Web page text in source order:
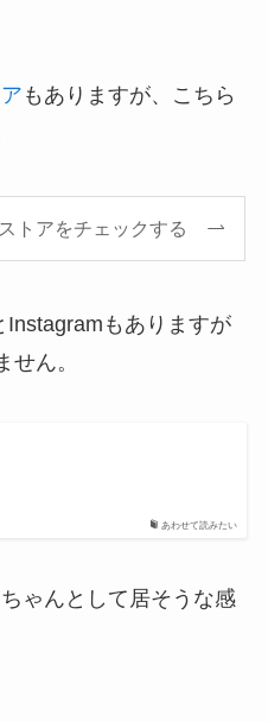
もありますが、こちら
トアをチェックする
もありますが
ん。
あわせて読みたい
ゃんとして居そうな感